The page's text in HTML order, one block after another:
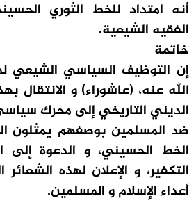
أنه امتداد للخط الثوري
الفقيه الشيعية.
خاتمة
إن التوظيف السياسي الشيعي
الله عنه، (عاشوراء) و الانتقال
الديني التاريخي إلى محرك
ضد المسلمين بوصفهم يمثلون
الخط الحسيني، و الدعوة إلى
التكفير، و الإعلان لهذه الشعائر
أعداء الإسلام و المسلمين.